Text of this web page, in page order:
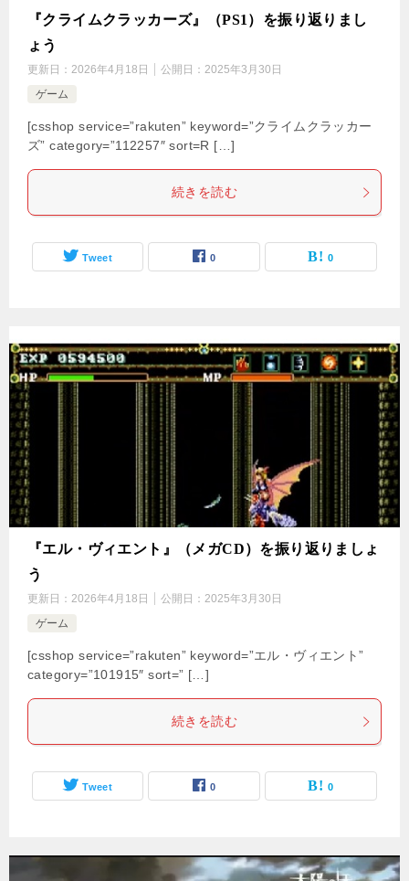
『クライムクラッカーズ』（PS1）を振り返りまし
ょう
更新日： 2026年4月18日 公開日： 2025年3月30日
ゲーム
[csshop service=”rakuten” keyword=”クライムクラッカー
ズ” category=”112257″ sort=R […]
続きを読む
Tweet 0 0
『エル・ヴィエント』（メガCD）を振り返りましょ
う
更新日： 2026年4月18日 公開日： 2025年3月30日
ゲーム
[csshop service=”rakuten” keyword=”エル・ヴィエント”
category=”101915″ sort=” […]
続きを読む
Tweet 0 0